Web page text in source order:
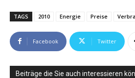
TAGS 2010 Energie Preise
Facebook Twitter
Beiträge die Sie auch interessieren